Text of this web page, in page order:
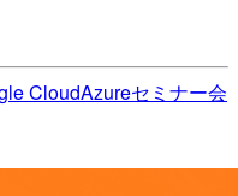
CloudAzureセミナー会